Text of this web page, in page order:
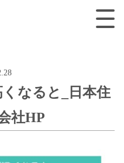
なると_日本住
社HP